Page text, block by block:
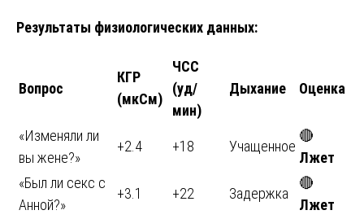
Результаты физиологических данных:
Вопрос
КГР
(мкСм)
ЧСС
(уд/
мин)
Дыхание Оценка
«Изменяли ли
вы жене?»
+2.4 +18 Учащенное
🔴
Лжет
«Был ли секс с
Анной?»
+3.1 +22 Задержка
🔴
Лжет